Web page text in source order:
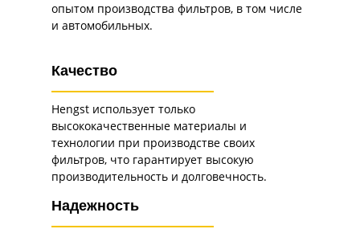
опытом производства фильтров, в том числе
и автомобильных.
Качество
Надежность
Hengst использует только
высококачественные материалы и
технологии при производстве своих
фильтров, что гарантирует высокую
производительность и долговечность.